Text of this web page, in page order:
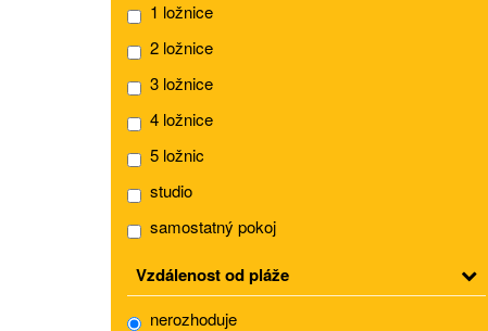
1 ložnice
2 ložnice
3 ložnice
4 ložnice
5 ložnic
studio
samostatný pokoj
Vzdálenost od pláže
nerozhoduje